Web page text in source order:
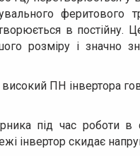
феритового
в
розміру і значно
ПН інвертора
під час роботи в
інвертор скидає